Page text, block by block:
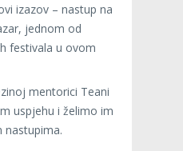
izazov – nastup na
jednom od
festivala u ovom
mentorici Teani
uspjehu i želimo im
nastupima.